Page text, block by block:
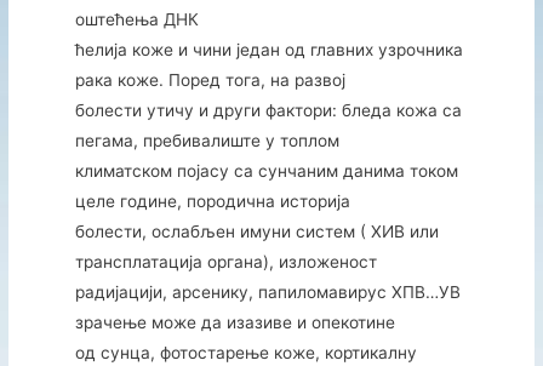
оштећења ДНК
ћелија коже и чини један од главних узрочника
рака коже. Поред тога, на развој
болести утичу и други фактори: бледа кожа са
пегама, пребивалиште у топлом
климатском појасу са сунчаним данима током
целе године, породична историја
болести, ослабљен имуни систем ( ХИВ или
трансплатација органа), изложеност
радијацији, арсенику, папиломавирус ХПВ…УВ
зрачење може да изазиве и опекотине
од сунца, фотостарење коже, кортикалну